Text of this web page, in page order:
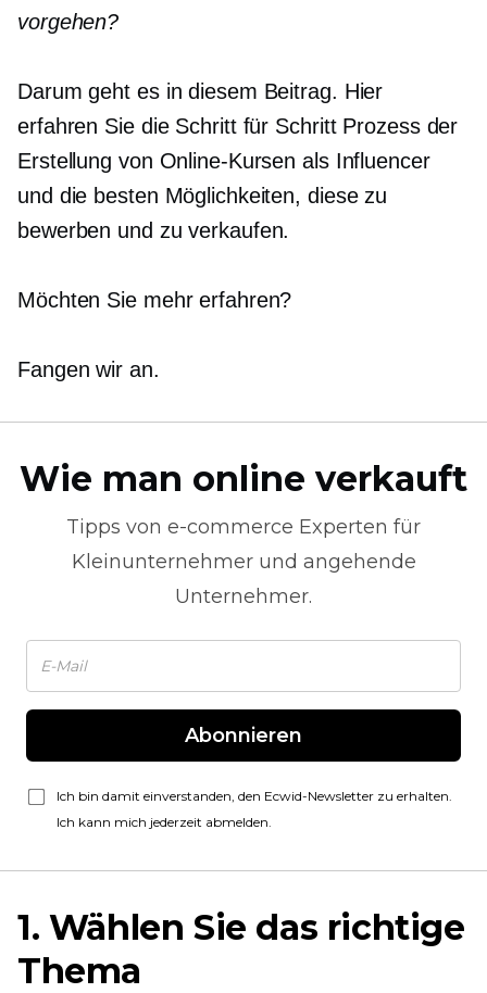
vorgehen?
Darum geht es in diesem Beitrag. Hier
erfahren Sie die Schritt für SchrittProzess der
Erstellung von Online-Kursen als Influencer
und die besten Möglichkeiten, diese zu
bewerben und zu verkaufen.
Möchten Sie mehr erfahren?
Fangen wir an.
Wie man online verkauft
Tipps von e-commerce Experten für
Kleinunternehmer und angehende
Unternehmer.
Abonnieren
Ich bin damit einverstanden, den Ecwid-Newsletter zu erhalten.
Ich kann mich jederzeit abmelden.
1. Wählen Sie das richtige
Thema